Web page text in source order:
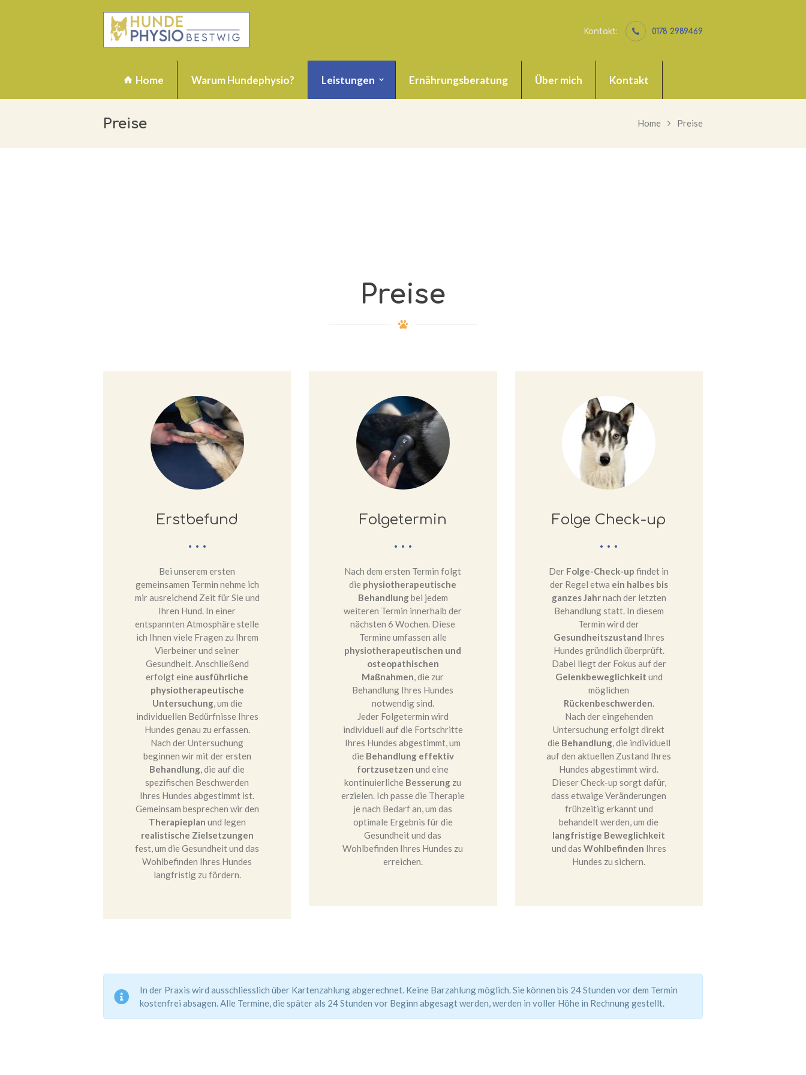
Kontakt: 0178 2989469
Home Warum Hundephysio? Leistungen Ernährungsberatung Über mich Kontakt
Preise Home Preise
Preise
Erstbefund
Bei unserem ersten
gemeinsamen Termin nehme ich
mir ausreichend Zeit für Sie und
Ihren Hund. In einer
entspannten Atmosphäre stelle
ich Ihnen viele Fragen zu Ihrem
Vierbeiner und seiner
Gesundheit. Anschließend
erfolgt eine ausführliche
physiotherapeutische
Untersuchung, um die
individuellen Bedürfnisse Ihres
Hundes genau zu erfassen.
Nach der Untersuchung
beginnen wir mit der ersten
Behandlung, die auf die
spezifischen Beschwerden
Ihres Hundes abgestimmt ist.
Gemeinsam besprechen wir den
Therapieplan und legen
realistische Zielsetzungen
fest, um die Gesundheit und das
Wohlbefinden Ihres Hundes
langfristig zu fördern.
Folgetermin
Nach dem ersten Termin folgt
die physiotherapeutische
Behandlungbei jedem
weiteren Termin innerhalb der
nächsten 6 Wochen. Diese
Termine umfassen alle
physiotherapeutischen und
osteopathischen
Maßnahmen, die zur
Behandlung Ihres Hundes
notwendig sind.
Jeder Folgetermin wird
individuell auf die Fortschritte
Ihres Hundes abgestimmt, um
die Behandlung effektiv
fortzusetzen und eine
kontinuierliche Besserung zu
erzielen. Ich passe die Therapie
je nach Bedarf an, um das
optimale Ergebnis für die
Gesundheit und das
Wohlbefinden Ihres Hundes zu
erreichen.
Folge Check-up
Der Folge-Check-up findet in
der Regel etwa ein halbes bis
ganzes Jahrnach der letzten
Behandlung statt. In diesem
Termin wird der
Gesundheitszustand Ihres
Hundes gründlich überprüft.
Dabei liegt der Fokus auf der
Gelenkbeweglichkeit und
möglichen
Rückenbeschwerden.
Nach der eingehenden
Untersuchung erfolgt direkt
die Behandlung, die individuell
auf den aktuellen Zustand Ihres
Hundes abgestimmt wird.
Dieser Check-up sorgt dafür,
dass etwaige Veränderungen
frühzeitig erkannt und
behandelt werden, um die
langfristige Beweglichkeit
und das Wohlbefinden Ihres
Hundes zu sichern.
In der Praxis wird ausschliesslich über Kartenzahlung abgerechnet. Keine Barzahlung möglich.Sie können bis 24 Stunden vor dem Termin
kostenfrei absagen.Alle Termine, die später als 24 Stunden vor Beginn abgesagt werden, werden in voller Höhe in Rechnung gestellt.